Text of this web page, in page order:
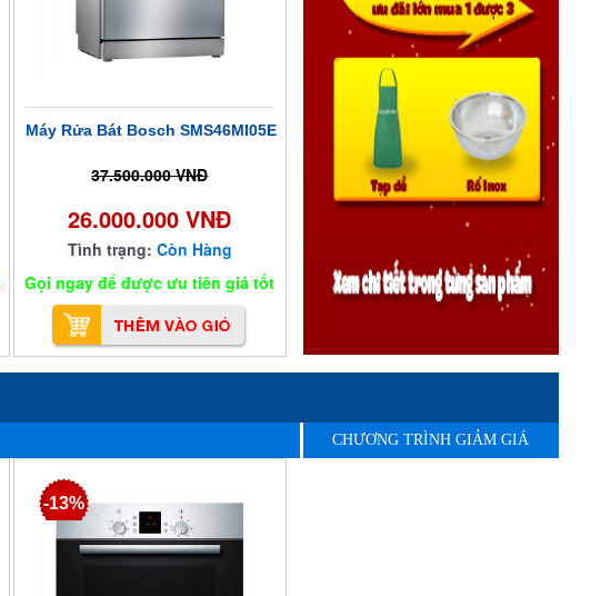
Máy Rửa Bát Bosch SMS46MI05E
37.500.000 VNĐ
26.000.000 VNĐ
Tình trạng: Còn Hàng
Gọi ngay để được ưu tiên giá tốt
CHƯƠNG TRÌNH GIẢM GIÁ
-13%